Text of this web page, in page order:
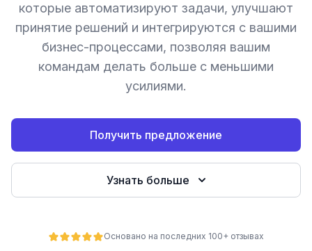
которые автоматизируют задачи, улучшают
принятие решений и интегрируются с вашими
бизнес-процессами, позволяя вашим
командам делать больше с меньшими
усилиями.
Получить предложение
Узнать больше
Основано на последних 100+ отзывах